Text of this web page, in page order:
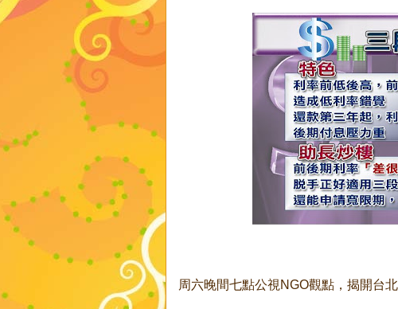
周六晚間七點公視NGO觀點，揭開台